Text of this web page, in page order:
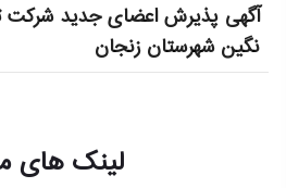
آگهی پذیرش اعضای جدید شرکت
نگین شهرستان زنجان
لینک های